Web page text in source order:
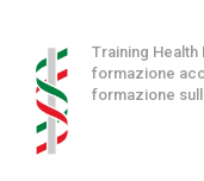
Training
formazione
formazione